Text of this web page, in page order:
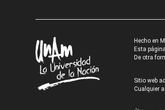
Hecho en
Esta
De otra
Sitio web
Cualquier